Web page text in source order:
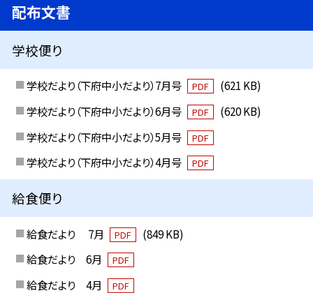
配布文書
学校便り
学校だより（下府中小だより）7月号 PDF
(621 KB)
学校だより（下府中小だより）6月号
PDF
(620 KB)
学校だより（下府中小だより）5月号
PDF
学校だより（下府中小だより）4月号 PDF
給食便り
給食だより 7月 PDF
(849 KB)
給食だより 6月
PDF
給食だより 4月 PDF